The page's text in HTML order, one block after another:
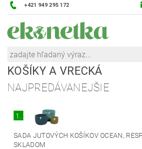
+421 949 295 172
KOŠÍKY A VRECKÁ
NAJPREDÁVANEJŠIE
1.
SADA JUTOVÝCH KOŠÍKOV OCEAN,
SKLADOM